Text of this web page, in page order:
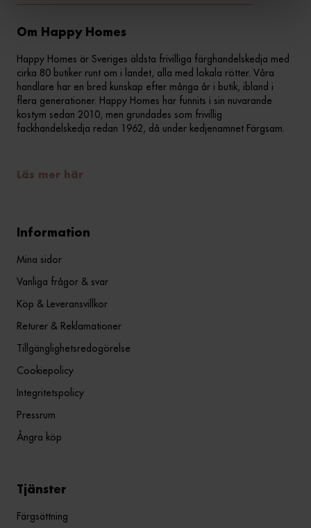
Om Happy Homes
Happy Homes är Sveriges äldsta frivilliga färghandelskedja med
cirka 80 butiker runt om i landet, alla med lokala rötter. Våra
handlare har en bred kunskap efter många år i butik, ibland i
flera generationer. Happy Homes har funnits i sin nuvarande
kostym sedan 2010, men grundades som frivillig
fackhandelskedja redan 1962, då under kedjenamnet Färgsam.
Läs mer här
Information
Mina sidor
Vanliga frågor & svar
Köp & Leveransvillkor
Returer & Reklamationer
Tillgänglighetsredogörelse
Cookiepolicy
Integritetspolicy
Pressrum
Ångra köp
Tjänster
Färgsättning